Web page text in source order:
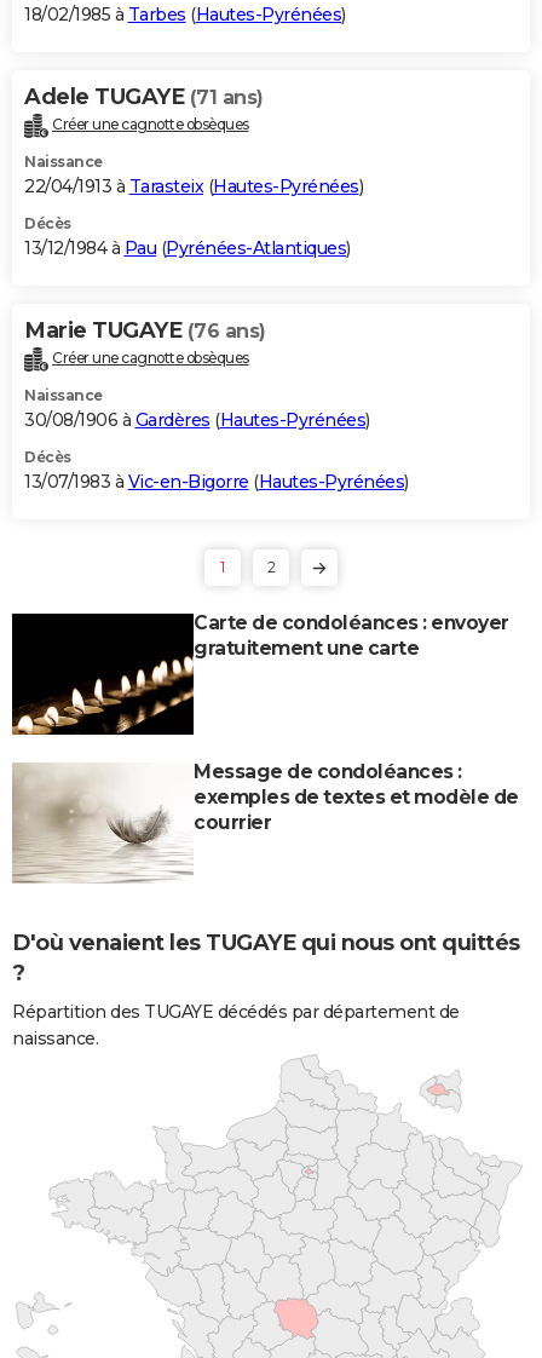
18/02/1985 à Tarbes (Hautes-Pyrénées)
Adele TUGAYE (71 ans)
Créer une cagnotte obsèques
Naissance
22/04/1913 à Tarasteix(Hautes-Pyrénées)
Décès
13/12/1984 à Pau (Pyrénées-Atlantiques)
Marie TUGAYE (76 ans)
Créer une cagnotte obsèques
Naissance
30/08/1906 à Gardères (Hautes-Pyrénées)
Décès
13/07/1983 à Vic-en-Bigorre (Hautes-Pyrénées)
1 2
Carte de condoléances : envoyer
gratuitement une carte
Message de condoléances :
exemples de textes et modèle de
courrier
D'où venaient les TUGAYE qui nous ont quittés
?
Répartition des TUGAYE décédés par département de
naissance.